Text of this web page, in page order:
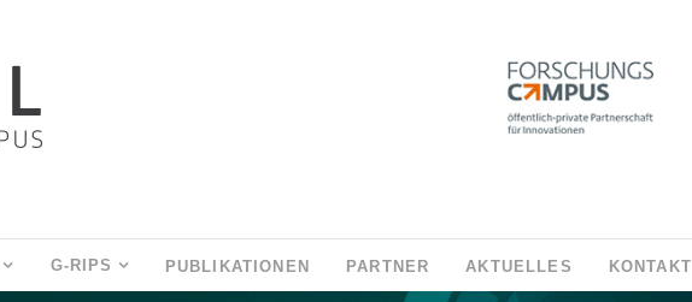
G-RIPS PUBLIKATIONEN PARTNER AKTUELLES KONTAKT